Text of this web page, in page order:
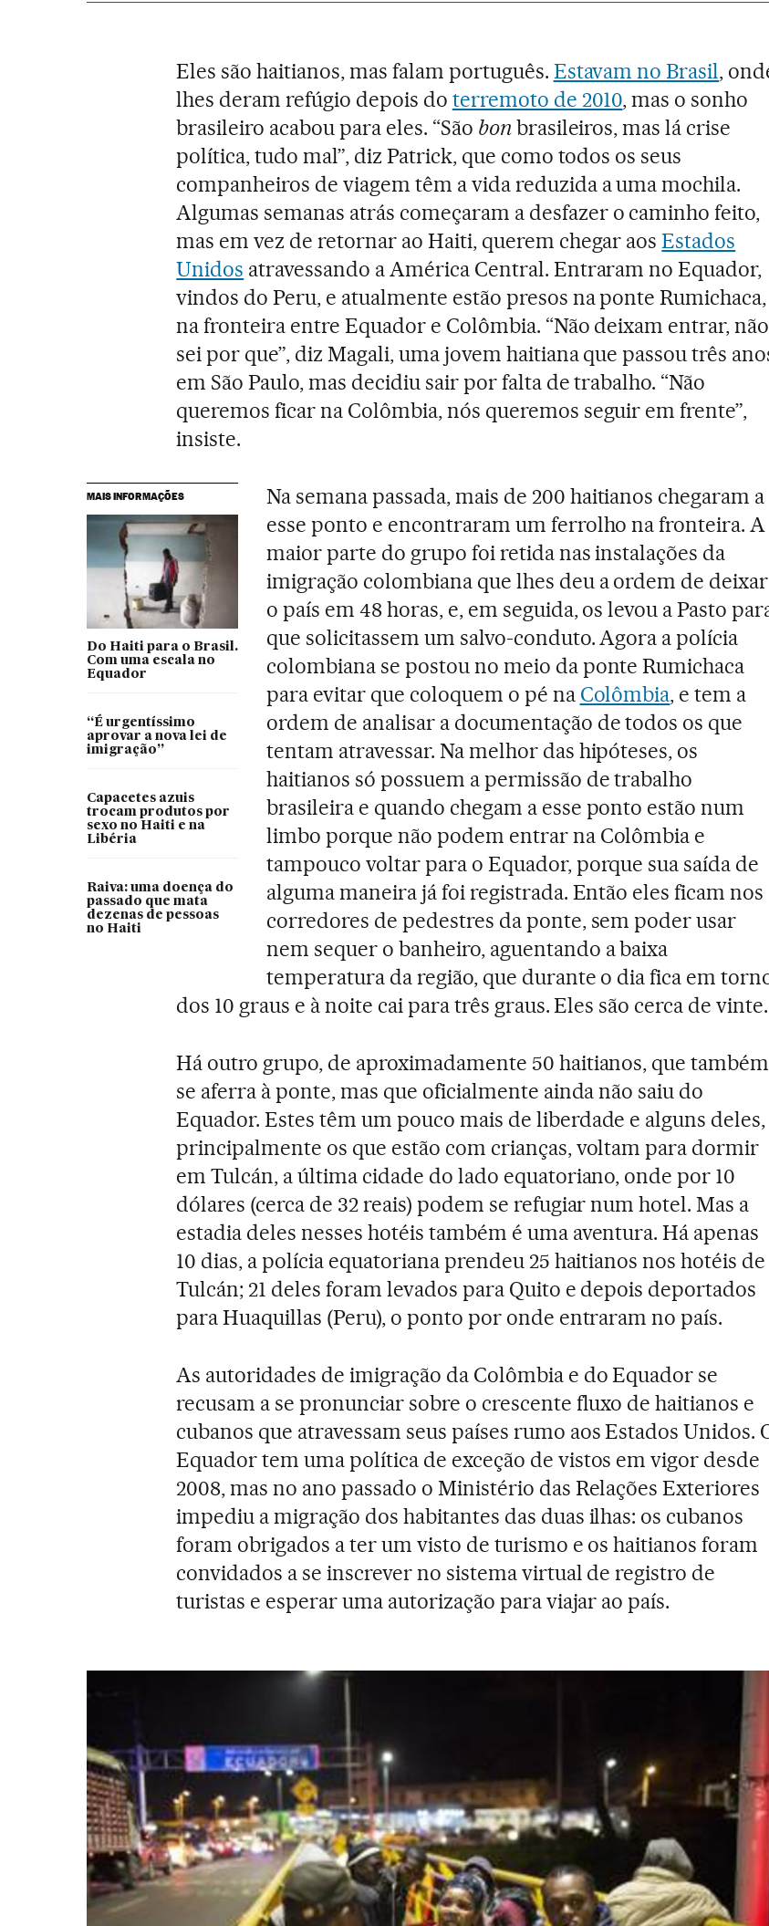
Eles são haitianos, mas falam português. Estavam no Brasil,
lhes deram refúgio depois do terremoto de 2010, mas o sonho
brasileiro acabou para eles. “São bonbrasileiros, mas lá crise
política, tudo mal”, diz Patrick, que como todos os seus
companheiros de viagem têm a vida reduzida a uma mochila.
Algumas semanas atrás começaram a desfazer o caminho feito,
mas em vez de retornar ao Haiti, querem chegar aosEstados
Unidos atravessando a América Central. Entraram no Equador,
vindos do Peru, e atualmente estão presos na ponte Rumichaca,
na fronteira entre Equador e Colômbia. “Não deixam entrar, não
sei por que”, diz Magali, uma jovem haitiana que passou três
em São Paulo, mas decidiu sair por falta de trabalho. “Não
queremos ficar na Colômbia, nós queremos seguir em frente”,
insiste.
MAIS INFORMAÇÕES
Do Haiti para o Brasil.
Com uma escala no
Equador
“É urgentíssimo
aprovar a nova lei de
imigração”
Capacetes azuis
trocam produtos por
sexo no Haiti e na
Libéria
Raiva: uma doença do
passado que mata
dezenas de pessoas
no Haiti
Na semana passada, mais de 200 haitianos chegaram a
esse ponto e encontraram um ferrolho na fronteira. A
maior parte do grupo foi retida nas instalações da
imigração colombiana que lhes deu a ordem de deixar
o país em 48 horas, e, em seguida, os levou a Pasto
que solicitassem um salvo-conduto. Agora a polícia
colombiana se postou no meio da ponte Rumichaca
para evitar que coloquem o pé na Colômbia, e tem a
ordem de analisar a documentação de todos os que
tentam atravessar. Na melhor das hipóteses, os
haitianos só possuem a permissão de trabalho
brasileira e quando chegam a esse ponto estão num
limbo porque não podem entrar na Colômbia e
tampouco voltar para o Equador, porque sua saída de
alguma maneira já foi registrada. Então eles ficam nos
corredores de pedestres da ponte, sem poder usar
nem sequer o banheiro, aguentando a baixa
temperatura da região, que durante o dia fica em
dos 10 graus e à noite cai para três graus. Eles são cerca de vinte.
Há outro grupo, de aproximadamente 50 haitianos, que também
se aferra à ponte, mas que oficialmente ainda não saiu do
Equador. Estes têm um pouco mais de liberdade e alguns deles,
principalmente os que estão com crianças, voltam para dormir
em Tulcán, a última cidade do lado equatoriano, onde por 10
dólares (cerca de 32 reais) podem se refugiar num hotel. Mas a
estadia deles nesses hotéis também é uma aventura. Há apenas
10 dias, a polícia equatoriana prendeu 25 haitianos nos hotéis de
Tulcán; 21 deles foram levados para Quito e depois deportados
para Huaquillas (Peru), o ponto por onde entraram no país.
As autoridades de imigração da Colômbia e do Equador se
recusam a se pronunciar sobre o crescente fluxo de haitianos e
cubanos que atravessam seus países rumo aos Estados Unidos.
Equador tem uma política de exceção de vistos em vigor desde
2008, mas no ano passado o Ministério das Relações Exteriores
impediu a migração dos habitantes das duas ilhas: os cubanos
foram obrigados a ter um visto de turismo e os haitianos foram
convidados a se inscrever no sistema virtual de registro de
turistas e esperar uma autorização para viajar ao país.